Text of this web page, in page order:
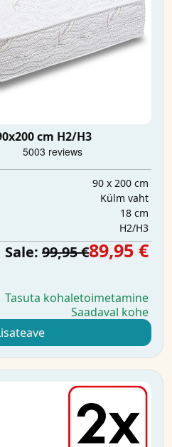
cm H2/H3
90 x 200 cm
Külm vaht
18 cm
H2/H3
Sale: 99,95 €89,95 €
Tasuta kohaletoimetamine
Saadaval kohe